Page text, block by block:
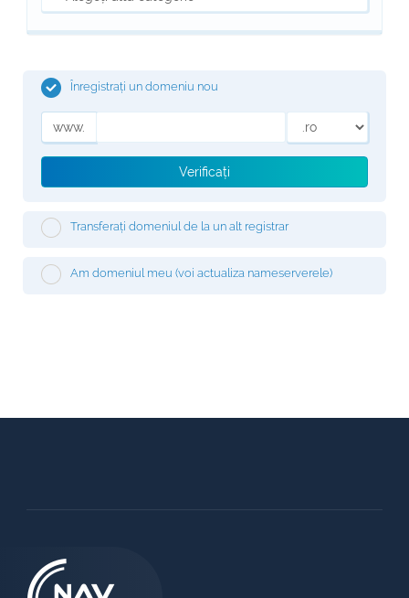
Înregistrați un domeniu nou
www.
Verificați
Transferați domeniul de la un alt registrar
Am domeniul meu (voi actualiza nameserverele)